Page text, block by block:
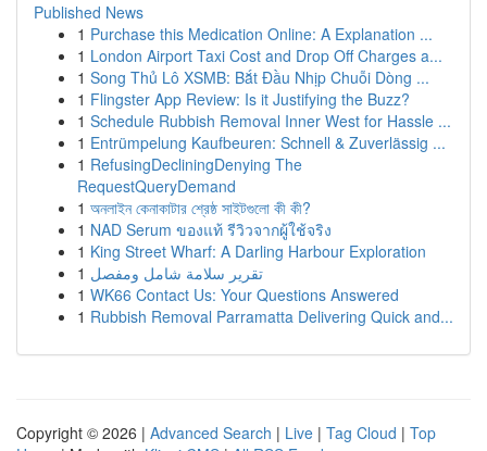
Published News
1 Purchase this Medication Online: A Explanation ...
1 London Airport Taxi Cost and Drop Off Charges a...
1 Song Thủ Lô XSMB: Bắt Đầu Nhịp Chuỗi Dòng ...
1 Flingster App Review: Is it Justifying the Buzz?
1 Schedule Rubbish Removal Inner West for Hassle ...
1 Entrümpelung Kaufbeuren: Schnell & Zuverlässig ...
1 RefusingDecliningDenying The
RequestQueryDemand
1 অনলাইন কেনাকাটার শ্রেষ্ঠ সাইটগুলো কী কী?
1 NAD Serum ของแท้ รีวิวจากผู้ใช้จริง
1 King Street Wharf: A Darling Harbour Exploration
1 تقرير سلامة شامل ومفصل
1 WK66 Contact Us: Your Questions Answered
1 Rubbish Removal Parramatta Delivering Quick and...
Copyright © 2026 | Advanced Search | Live | Tag Cloud | Top